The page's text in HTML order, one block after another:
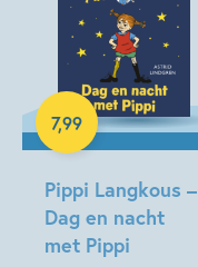
Pippi Langkous –
Dag en nacht
met Pippi
7,99
Hardcover